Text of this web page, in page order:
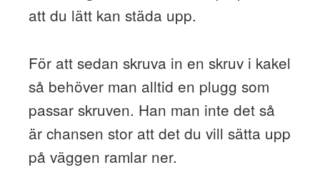
att du lätt kan städa upp.
För att sedan skruva in en skruv i kakel
så behöver man alltid en plugg som
passar skruven. Han man inte det så
är chansen stor att det du vill sätta upp
på väggen ramlar ner.